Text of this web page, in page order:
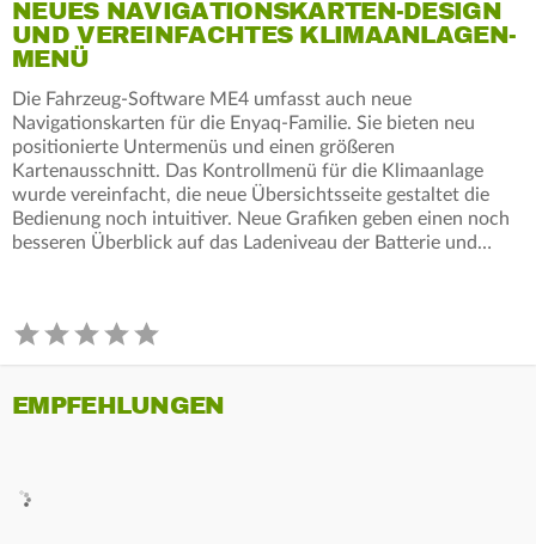
NEUES NAVIGATIONSKARTEN-DESIGN
UND VEREINFACHTES KLIMAANLAGEN-
MENÜ
Die Fahrzeug-Software ME4 umfasst auch neue
Navigationskarten für die Enyaq-Familie. Sie bieten neu
positionierte Untermenüs und einen größeren
Kartenausschnitt. Das Kontrollmenü für die Klimaanlage
wurde vereinfacht, die neue Übersichtsseite gestaltet die
Bedienung noch intuitiver. Neue Grafiken geben einen noch
besseren Überblick auf das Ladeniveau der Batterie und…
EMPFEHLUNGEN